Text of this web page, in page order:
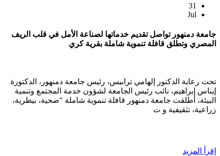
31
Jul
جامعة دمنهور تواصل تقديم خدماتها لصناعة الأمل في قلب الريف
المصري وتطلق قافلة تنموية شاملة بقرية كري
تحت رعاية الدكتور إلهامي ترابيس، رئيس جامعة دمنهور، الدكتورة
إيناس إبراهيم، نائب رئيس الجامعة لشؤون خدمة المجتمع وتنمية
البيئة، أطلقت جامعة دمنهور قافلة تنموية شاملة "صحية، بيطرية،
زراعية، تثقيفية و ت
إقرأ المزيد